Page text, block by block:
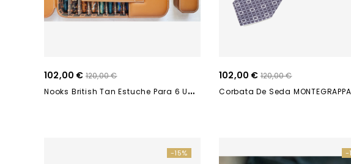
102,00 € 120,00 €
N
Ooks British Tan Estuche Para 6 Unidades ETB-106
102,00 € 120,00 €
-15% -